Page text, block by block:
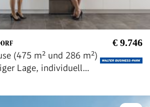
€ 9.746
(475 m² und 286 m²)
Lage, individuell
- WALTER